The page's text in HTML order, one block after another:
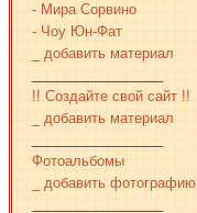
- Мира Сорвино
- Чоу Юн-Фат
_ добавить материал
!! Создайте свой сайт !!
_ добавить материал
Фотоальбомы
_ добавить фотографию